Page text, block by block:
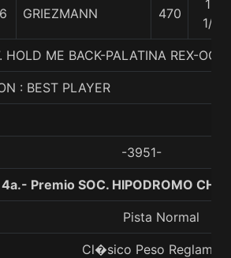
6 GRIEZMANN 470
13
1/4
HOLD ME BACK-PALATINA REX-
: BEST PLAYER
-3951-
4a.- Premio SOC. HIPODROMO
Pista Normal
Cl�sico Peso